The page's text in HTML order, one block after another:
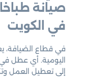
صيانة
في الكويت
في قطاع الضيافة،
اليومية. أي عطل
إلى تعطيل العمل